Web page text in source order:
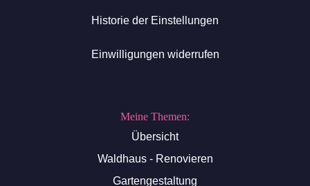
Historie der Einstellungen
Einwilligungen widerrufen
Meine Themen:
Übersicht
Waldhaus - Renovieren
Gartengestaltung